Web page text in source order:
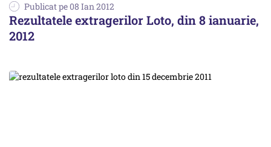
Publicat pe 08 Ian 2012
Rezultatele extragerilor Loto, din 8 ianuarie,
2012